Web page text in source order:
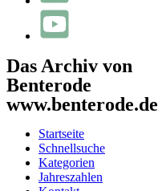
Das Archiv von
Benterode
www.benterode.de
Startseite
Schnellsuche
Kategorien
Jahreszahlen